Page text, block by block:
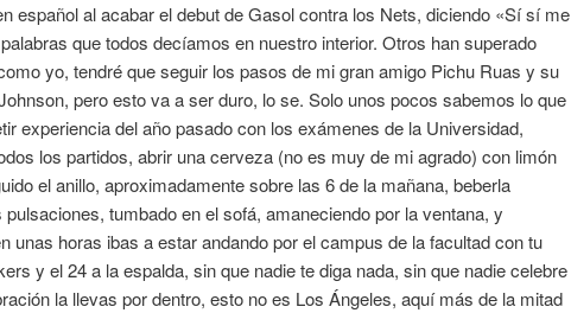
español al acabar el debut de Gasol contra los Nets, diciendo «Sí sí me
que todos decíamos en nuestro interior. Otros han superado
yo, tendré que seguir los pasos de mi gran amigo Pichu Ruas y su
pero esto va a ser duro, lo se. Solo unos pocos sabemos lo que
experiencia del año pasado con los exámenes de la Universidad,
los partidos, abrir una cerveza (no es muy de mi agrado) con limón
el anillo, aproximadamente sobre las 6 de la mañana, beberla
pulsaciones, tumbado en el sofá, amaneciendo por la ventana, y
unas horas ibas a estar andando por el campus de la facultad con tu
y el 24 a la espalda, sin que nadie te diga nada, sin que nadie celebre
la llevas por dentro, esto no es Los Ángeles, aquí más de la mitad